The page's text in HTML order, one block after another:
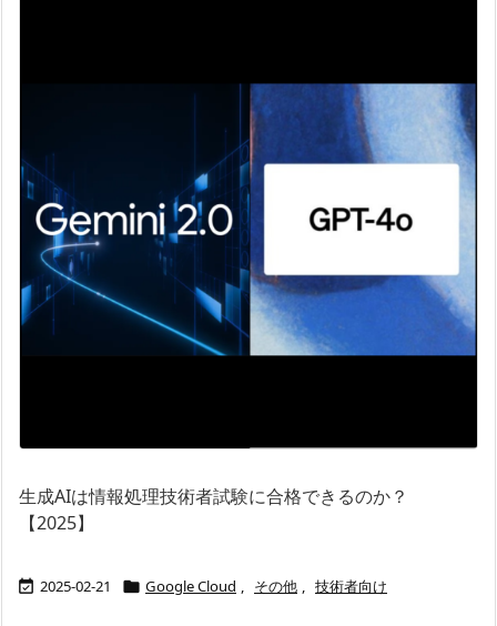
生成AIは情報処理技術者試験に合格できるのか？
【2025】
 2025-02-21  Google Cloud , その他 , 技術者向け